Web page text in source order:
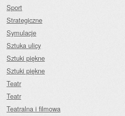
Sport
Strategiczne
Symulacje
Sztuka ulicy
Sztuki piękne
Sztuki piękne
Teatr
Teatr
Teatralna i filmowa